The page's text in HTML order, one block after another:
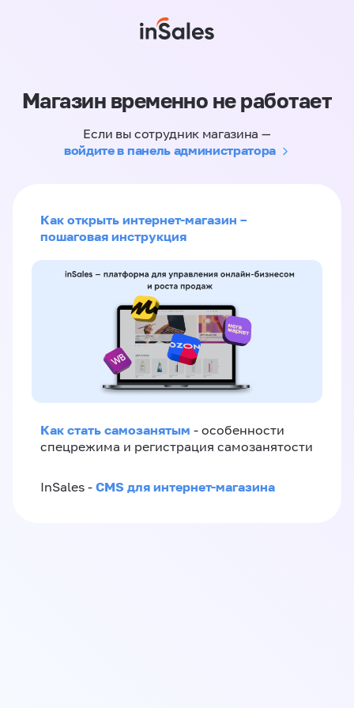
Магазин временно не работает
Если вы сотрудник магазина —
войдите в панель администратора
Как открыть интернет-магазин –
пошаговая инструкция
Как стать самозанятым - особенности
спецрежима и регистрация самозанятости
InSales - CMS для интернет-магазина